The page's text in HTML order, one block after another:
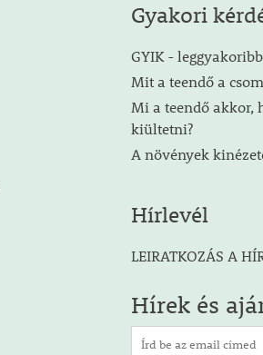
Gyakori
GYIK -
Mit a teendő a
Mi a teendő akkor,
kiültetni?
A növények
Hírlevél
LEIRATKOZÁS A
Hírek és